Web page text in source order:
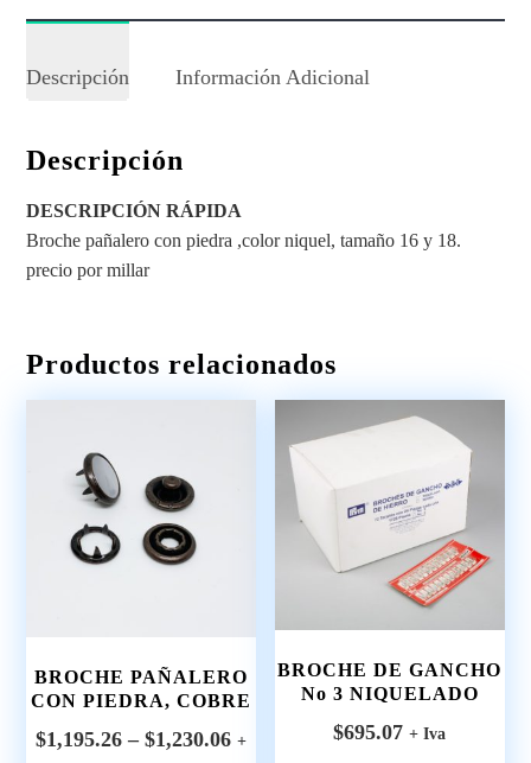
Descripción Información Adicional
Descripción
DESCRIPCIÓN RÁPIDA
Broche pañalero con piedra ,color niquel, tamaño 16 y 18.
precio por millar
Productos relacionados
BROCHE PAÑALERO
CON PIEDRA, COBRE
$1,195.26 – $1,230.06 +
BROCHE DE GANCHO
No 3 NIQUELADO
$695.07 + Iva